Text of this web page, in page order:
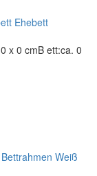
Ehebett
x 0 cmB ett:ca. 0